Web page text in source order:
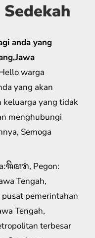
anda yang
warga
yang akan
keluarga yang tidak
menghubungi
Semoga
Pegon:
pemerintahan
Tengah,
terbesar